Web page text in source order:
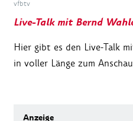
vfbtv
Live-Talk mit Bernd
Hier gibt es den Live-Talk
in voller Länge zum